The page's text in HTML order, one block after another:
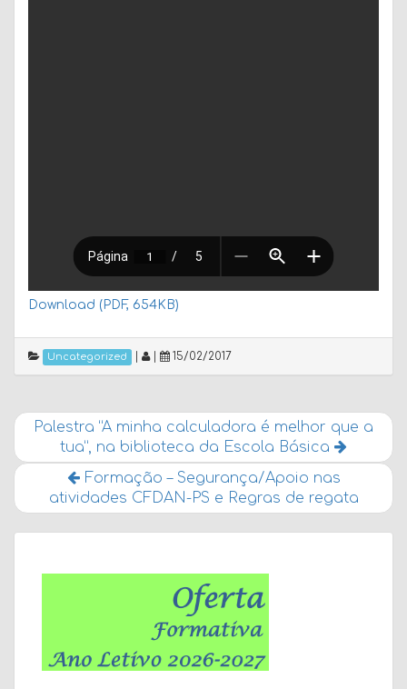
Download (PDF, 654KB)
Uncategorized 15/02/2017
Palestra “A minha calculadora é melhor que a
tua”, na biblioteca da Escola Básica
Formação – Segurança/Apoio nas
atividades CFDAN-PS e Regras de regata